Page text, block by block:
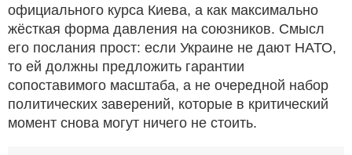
официального курса Киева, а как максимально
жёсткая форма давления на союзников. Смысл
его послания прост: если Украине не дают НАТО,
то ей должны предложить гарантии
сопоставимого масштаба, а не очередной набор
политических заверений, которые в критический
момент снова могут ничего не стоить.